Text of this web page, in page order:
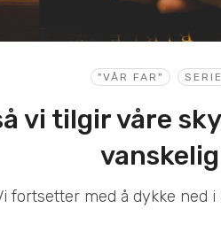
"VÅR FAR" SERIE
vi tilgir våre
vanskelig
fortsetter med å dykke ned